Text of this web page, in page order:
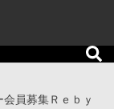
員募集Ｒｅｂｙ